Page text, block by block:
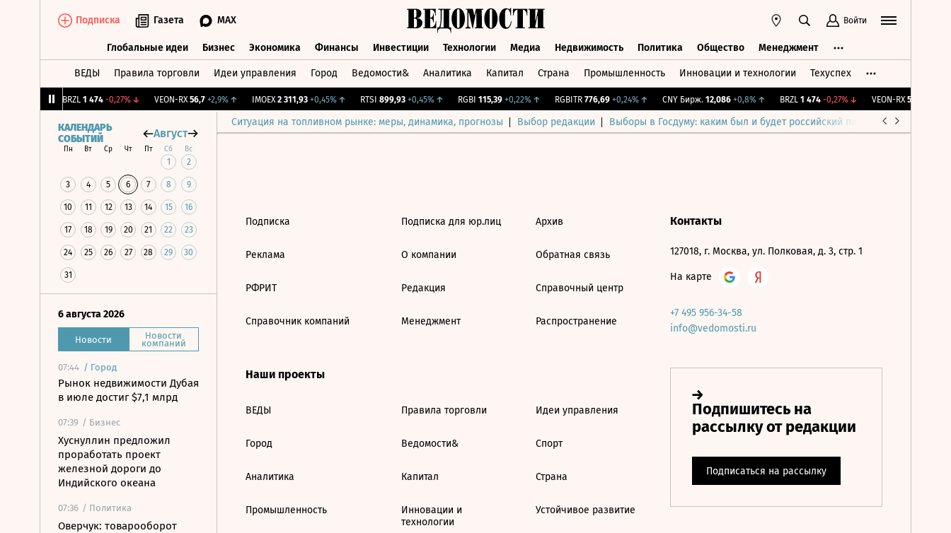
Подписка Газета MAX Войти
Глобальные идеи Бизнес Экономика Финансы Инвестиции Технологии Медиа Недвижимость Политика Общество Менеджмент
ВЕДЫ Правила торговли Идеи управления Город Ведомости& Аналитика Капитал Страна Промышленность Инновации и технологии Техуспех
BRZL 1 474 -0,27%↓ VEON-RX 56,7 +2,9%↑ IMOEX 2 311,93 +0,45%↑ RTSI 899,93 +0,45%↑ RGBI 115,39 +0,22%↑ RGBITR 776,69 +0,24%↑ CNY Бирж. 12,086 +0,8%↑ BRZL 1 474 -0,27%↓ VEON-RX 56,7
Ситуация на топливном рынке: меры, динамика, прогнозы Выбор редакции Выборы в Госдуму: каким был и будет российский парламент
КАЛЕНДАРЬ
СОБЫТИЙ
Август
Пн Вт Ср Чт Пт Сб Вс
1 2
3 4 5 6 7 8 9
10 11 12 13 14 15 16
17 18 19 20 21 22 23
24 25 26 27 28 29 30
31
6 августа 2026
Новости Новости
компаний
07:44 / Город
Рынок недвижимости Дубая
в июле достиг $7,1 млрд
07:39 / Бизнес
Хуснуллин предложил
проработать проект
железной дороги до
Индийского океана
07:36 / Политика
Оверчук: товарооборот
Подписка
Реклама
РФРИТ
Справочник компаний
Подписка для юр.лиц
О компании
Редакция
Менеджмент
Архив
Обратная связь
Справочный центр
Распространение
Наши проекты
ВЕДЫ
Город
Аналитика
Промышленность
Правила торговли
Ведомости&
Капитал
Инновации и
технологии
Идеи управления
Спорт
Страна
Устойчивое развитие
Контакты
127018, г. Москва, ул. Полковая, д. 3, стр. 1
На карте
+7 495 956-34-58
info@vedomosti.ru